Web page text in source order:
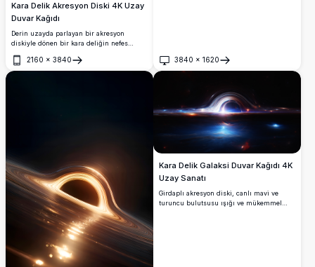
Kara Delik Akresyon Diski 4K Uzay
Duvar Kağıdı
Derin uzayda parlayan bir akresyon
diskiyle dönen bir kara deliğin nefes
jetleri ve eğilmiş ışık, yıldızlarla dolu
karanlık evren arka planında büyüleyici
2160 × 3840
Aç
3840 × 1620
Aç
Kara Delik Galaksi Duvar Kağıdı 4K
Uzay Sanatı
Girdaplı akresyon diski, canlı mavi ve
turuncu bulutsusu ışığı ve mükemmel